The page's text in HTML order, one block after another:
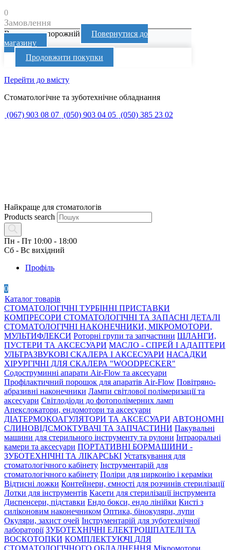
0
Замовлення
Ваш кошик порожній
Повернутися до
магазину
Продовжити покупки
Перейти до вмісту
Стоматологічне та зуботехнічне обладнання
(067) 903 08 07 (050) 903 04 05 (050) 385 23 02
Найкраще для стоматологів
Products search
Пн - Пт 10:00 - 18:00
Сб - Вс вихідний
Профіль
0
Каталог товарів
СТОМАТОЛОГІЧНІ ТУРБІННІ ПРИСТАВКИ
КОМПРЕСОРИ СТОМАТОЛОГІЧНІ ТА ЗАПАСНІ ДЕТАЛІ
СТОМАТОЛОГІЧНІ НАКОНЕЧНИКИ, МІКРОМОТОРИ,
МУЛЬТИФЛЕКСИ Роторні групи та запчастини ШЛАНГИ,
ПУСТЕРИ ТА АКСЕСУАРИ МАСЛО - СПРЕЙ І АДАПТЕРИ
УЛЬТРАЗВУКОВІ СКАЛЕРА І АКСЕСУАРИ НАСАДКИ
ХІРУРГІЧНІ ДЛЯ СКАЛЕРА "WOODPECKER"
Содоструминні апарати Air-Flow та аксесуари
Профілактичний порошок для апаратів Air-Flow Повітряно-
абразивні наконечники Лампи світлової полімеризації та
аксесуари Світлодіоди до фотополімерних ламп
Апекслокатори, ендомотори та аксесуари
ДІАТЕРМОКОАГУЛЯТОРИ ТА АКСЕСУАРИ АВТОНОМНІ
СЛИНОВІДСМОКТУВАЧІ ТА ЗАПЧАСТИНИ Пакувальні
машини для стерильного інструменту та рулони Інтраоральні
камери та аксесуари ПОРТАТИВНІ БОРМАШИНИ -
ЗУБОТЕХНІЧНІ ТА ЛІКАРСЬКІ Устаткування для
стоматологічного кабінету Інструментарій для
стоматологічного кабінету Поліри для цирконію і кераміки
Відтисні ложки Контейнери, ємності для розчинів стерилізації
Лотки для інструментів Касети для стерилізації інструмента
Диспенсери, підставки Ендо бокси, ендо лінійки Кисті з
силіконовим наконечником Оптика, бінокуляри, лупи
Окуляри, захист очей Інструментарій для зуботехнічної
лабораторії ЗУБОТЕХНІЧНІ ЕЛЕКТРОШПАТЕЛІ ТА
ВОСКОТОПКИ КОМПЛЕКТУЮЧІ ДЛЯ
СТОМАТОЛОГІЧНОГО ОБЛАДНЕННЯ Мікромотори,